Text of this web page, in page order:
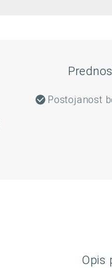
Postojanost
Opis